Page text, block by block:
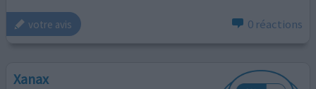
votre avis 0 réactions
Xanax